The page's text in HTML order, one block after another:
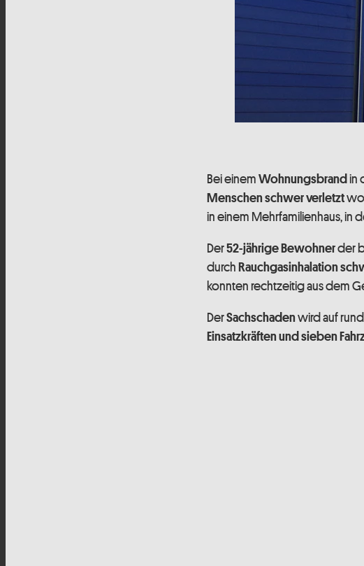
Bei einem Wohnungsbrand in
Menschen schwer verletzt
in einem Mehrfamilienhaus, in
Der52-jährige Bewohnerder
durch Rauchgasinhalation
konnten rechtzeitig aus dem
DerSachschadenwird auf rund
Einsatzkräften und sieben